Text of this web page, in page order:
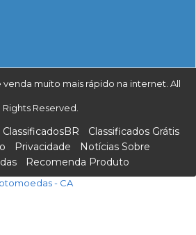
venda muito mais rápido na internet. All
Rights Reserved.
ClassificadosBR
Classificados Grátis
Privacidade
Notícias Sobre
Recomenda Produto
- CA